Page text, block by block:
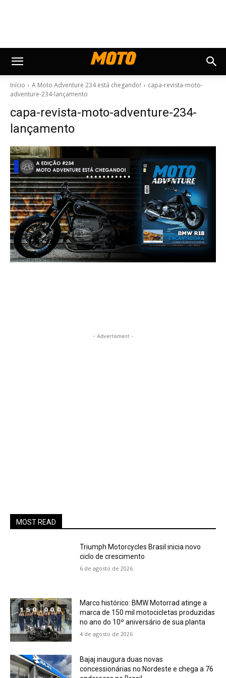
Início A Moto Adventure 234 está chegando!
capa-revista-moto-
adventure-234-lançamento
capa-revista-moto-adventure-234-
lançamento
- Advertisment -
MOST READ
Triumph Motorcycles Brasil inicia novo
ciclo de crescimento
6 de agosto de 2026
Marco histórico: BMW Motorrad atinge a
marca de 150 mil motocicletas produzidas
no ano do 10º aniversário de sua planta
4 de agosto de 2026
Bajaj inaugura duas novas
concessionárias no Nordeste e chega a 76